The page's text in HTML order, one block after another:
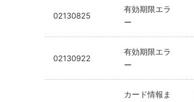
02130825
有効期限エラ
ー
02130922
有効期限エラ
ー
カード情報ま